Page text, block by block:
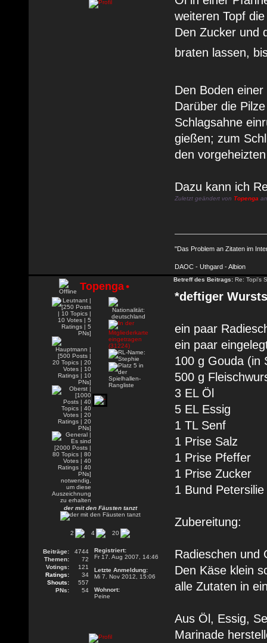
weiteren Topf
Den Zucker und
braten lassen,
Den Boden
Darüber die
Schlagsahne
gießen; zum
den
Dazu kann ich
Zuletzt geändert von Topenga
"Das Problem an Zitaten im
DAOC - Uthgard - Albion
Topenga•
der mit den Fäusten tanzt
2 4 20
Beiträge:
4744
Themen:
72
Votings:
121
Ratings:
34
Shouts:
557
PNs:
54
Registriert:
Fr 17. Aug 2007, 14:46
Letzte Anmeldung:
Mi 7. Nov 2012, 15:06
Wohnort:
Peine
Betreff des Beitrags: Re: Topi's
*deftiger
ein paar
ein paar
100 g Gouda (in
500 g
3 EL Öl
5 EL Essig
1 TL Senf
1 Prise Salz
1 Prise Pfeffer
1 Prise Zucker
1 Bund Petersilie
Zubereitung:
Radieschen und
Den Käse klein
alle Zutaten in
Aus Öl, Essig,
Marinade